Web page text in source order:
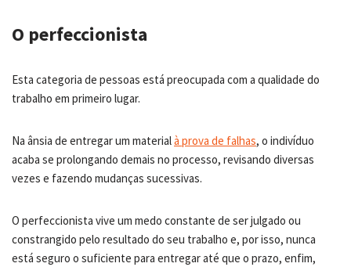
O perfeccionista
Esta categoria de pessoas está preocupada com a qualidade do
trabalho em primeiro lugar.
Na ânsia de entregar um materialà prova de falhas, o indivíduo
acaba se prolongando demais no processo, revisando diversas
vezes e fazendo mudanças sucessivas.
O perfeccionista vive um medo constante de ser julgado ou
constrangido pelo resultado do seu trabalho e, por isso, nunca
está seguro o suficiente para entregar até que o prazo, enfim,